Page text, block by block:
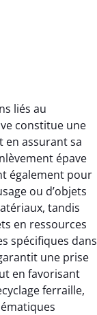
liés au
constitue une
en assurant sa
épave
également pour
ou d’objets
tandis
en ressources
spécifiques dans
une prise
en favorisant
ferraille,